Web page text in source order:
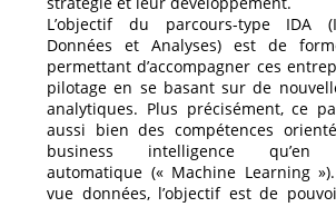
L’objectif du parcours-type IDA
Données et Analyses) est de
permettant d’accompagner ces
pilotage en se basant sur de
analytiques. Plus précisément, ce
aussi bien des compétences
business intelligence qu’en
automatique (« Machine Learning
vue données, l’objectif est de